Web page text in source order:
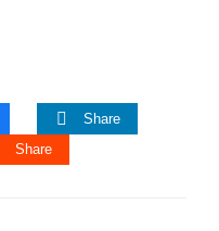
Share
Share